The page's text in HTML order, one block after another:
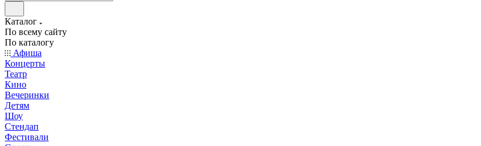
Каталог
По всему сайту
По каталогу
Афиша
Концерты
Театр
Кино
Вечеринки
Детям
Шоу
Стендап
Фестивали